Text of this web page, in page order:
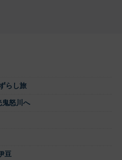
らし旅
鬼怒川へ
豆